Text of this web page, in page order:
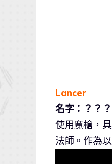
Lancer
名字：？？
使用魔槍，
法師。作為